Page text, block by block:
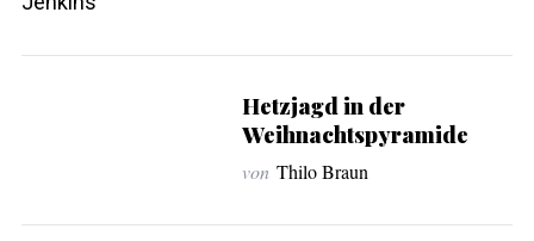
Hetzjagd in der
Weihnachtspyramide
von Thilo Braun